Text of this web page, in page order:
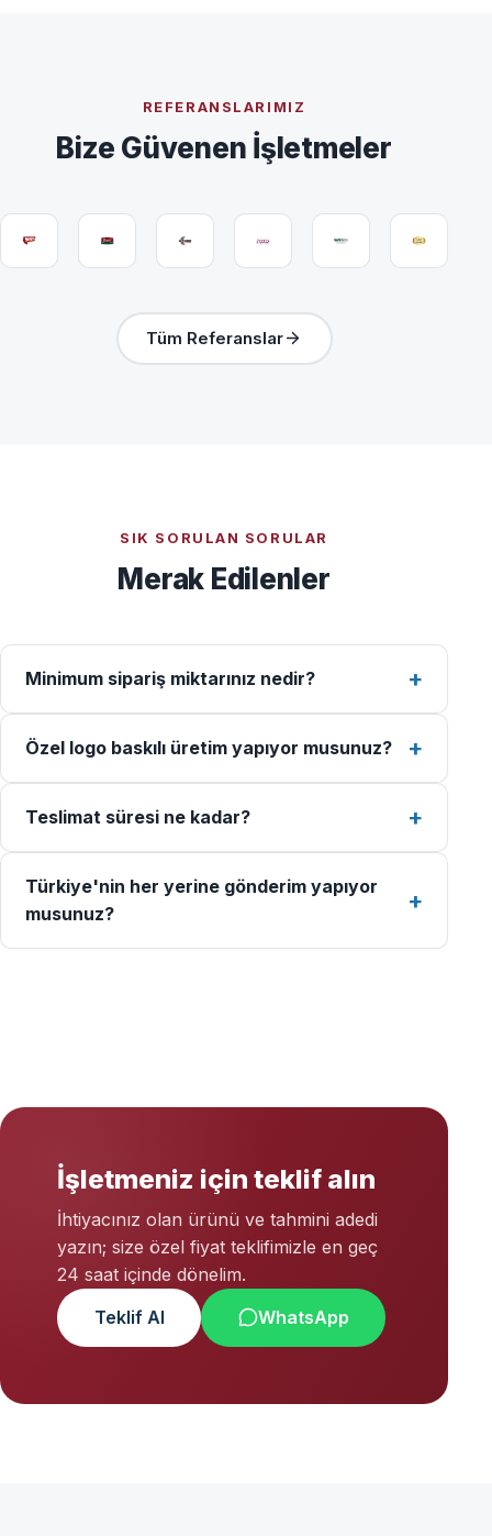
REFERANSLARIMIZ
Bize Güvenen İşletmeler
Tüm Referanslar
SIK SORULAN SORULAR
Merak Edilenler
Minimum sipariş miktarınız nedir?
Özel logo baskılı üretim yapıyor musunuz?
Teslimat süresi ne kadar?
Türkiye'nin her yerine gönderim yapıyor
musunuz?
İşletmeniz için teklif alın
İhtiyacınız olan ürünü ve tahmini adedi
yazın; size özel fiyat teklifimizle en geç
24 saat içinde dönelim.
Teklif Al
WhatsApp